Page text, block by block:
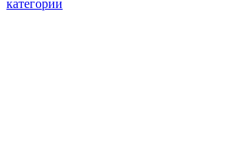
категории